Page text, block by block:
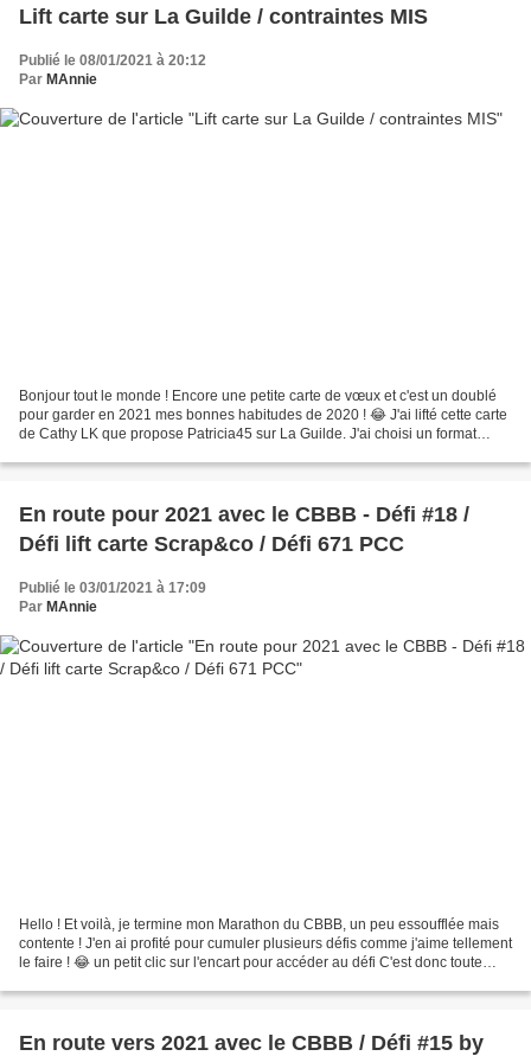
Lift carte sur La Guilde / contraintes MIS
Publié le 08/01/2021 à 20:12
Par MAnnie
Bonjour tout le monde ! Encore une petite carte de vœux et c'est un doublé
pour garder en 2021 mes bonnes habitudes de 2020 ! 😂 J'ai lifté cette carte
de Cathy LK que propose Patricia45 sur La Guilde. J'ai choisi un format
En route pour 2021 avec le CBBB - Défi #18 /
Défi lift carte Scrap&co / Défi 671 PCC
Publié le 03/01/2021 à 17:09
Par MAnnie
Hello ! Et voilà, je termine mon Marathon du CBBB, un peu essoufflée mais
contente ! J'en ai profité pour cumuler plusieurs défis comme j'aime tellement
le faire ! 😂 un petit clic sur l'encart pour accéder au défi C'est donc toute
En route vers 2021 avec le CBBB / Défi #15 by